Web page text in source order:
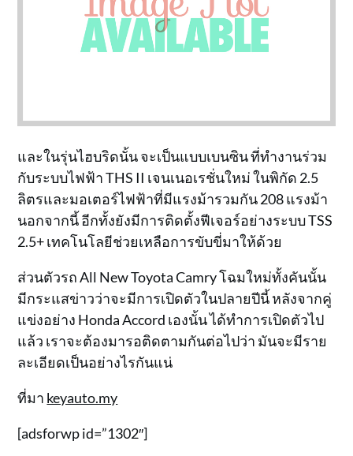
และในรุ่นไฮบริดนั้น จะเป็นแบบเบนซิน ที่ทำงานร่วม
กับระบบไฟฟ้า THS II เจนเนอเรชั่นใหม่ ในพิกัด 2.5
ลิตรและมอเตอร์ไฟฟ้าที่มีแรงม้ารวมกัน 208 แรงม้า
นอกจากนี้ อีกทั้งยังมีการติดตั้งฟีเจอร์อย่างระบบ TSS
2.5+ เทคโนโลยีช่วยเหลือการขับขี่มาให้ด้วย
ส่วนตัวรถ All New Toyota Camry โฉมใหม่ทั้งคันนั้น
มีกระแสข่าวว่าจะมีการเปิดตัวในปลายปีนี้ หลังจากคู่
แข่งอย่าง Honda Accord เองนั้น ได้ทำการเปิดตัวไป
แล้ว เราจะต้องมารอติดตามกันต่อไปว่า มันจะมีราย
ละเอียดเป็นอย่างไรกันแน่
ที่มา keyauto.my
[adsforwp id=”1302″]